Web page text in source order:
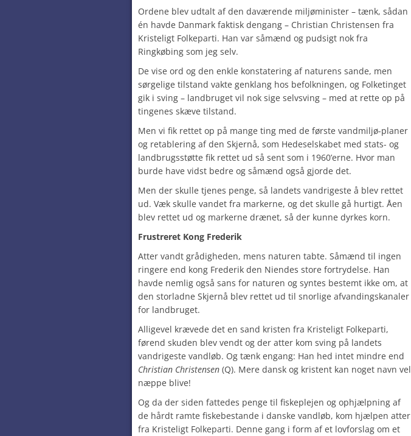
Ordene blev udtalt af den daværende miljøminister – tænk, sådan
én havde Danmark faktisk dengang – Christian Christensen fra
Kristeligt Folkeparti. Han var såmænd og pudsigt nok fra
Ringkøbing som jeg selv.
De vise ord og den enkle konstatering af naturens sande, men
sørgelige tilstand vakte genklang hos befolkningen, og Folketinget
gik i sving – landbruget vil nok sige selvsving – med at rette op på
tingenes skæve tilstand.
Men vi fik rettet op på mange ting med de første vandmiljø-planer
og retablering af den Skjernå, som Hedeselskabet med stats- og
landbrugsstøtte fik rettet ud så sent som i 1960’erne. Hvor man
burde have vidst bedre og såmænd også gjorde det.
Men der skulle tjenes penge, så landets vandrigeste å blev rettet
ud. Væk skulle vandet fra markerne, og det skulle gå hurtigt. Åen
blev rettet ud og markerne drænet, så der kunne dyrkes korn.
Frustreret Kong Frederik
Atter vandt grådigheden, mens naturen tabte. Såmænd til ingen
ringere end kong Frederik den Niendes store fortrydelse. Han
havde nemlig også sans for naturen og syntes bestemt ikke om, at
den storladne Skjernå blev rettet ud til snorlige afvandingskanaler
for landbruget.
Alligevel krævede det en sand kristen fra Kristeligt Folkeparti,
førend skuden blev vendt og der atter kom sving på landets
vandrigeste vandløb. Og tænk engang: Han hed intet mindre end
Christian Christensen (Q). Mere dansk og kristent kan noget navn vel
næppe blive!
Og da der siden fattedes penge til fiskeplejen og ophjælpning af
de hårdt ramte fiskebestande i danske vandløb, kom hjælpen atter
fra Kristeligt Folkeparti. Denne gang i form af et lovforslag om et